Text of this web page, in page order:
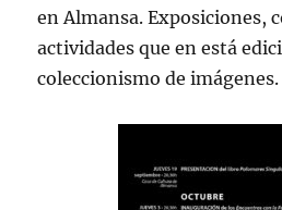
en Almansa. Exposiciones,
actividades que en está
coleccionismo de imágenes.